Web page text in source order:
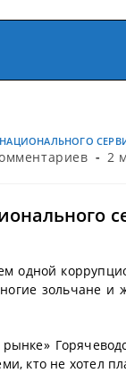
2
одной
зольчане и
кто не хотел